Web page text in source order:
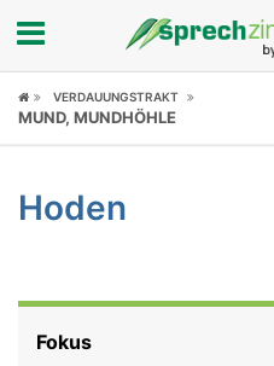
Fokus
Symptome
News
VERDAUUNGSTRAKT
MUND, MUNDHÖHLE
Hoden
Fokus